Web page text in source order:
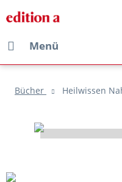
Menü
Bücher Heilwissen